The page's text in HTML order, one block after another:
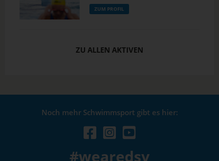
ZUM PROFIL
ZU ALLEN AKTIVEN
Noch mehr Schwimmsport gibt es hier:
#wearedsv